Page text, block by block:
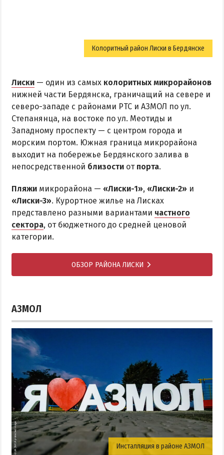
Колоритный район Лиски в Бердянске
Лиски — один из самых колоритных микрорайонов
нижней части Бердянска, граничащий на севере и
северо-западе с районами РТС и АЗМОЛ по ул.
Степанянца, на востоке по ул. Меотиды и
Западному проспекту — с центром города и
морским портом. Южная граница микрорайона
выходит на побережье Бердянского залива в
непосредственной близости от порта.
Пляжи микрорайона — «Лиски-1», «Лиски-2» и
«Лиски-3». Курортное жилье на Лисках
представлено разными вариантами частного
сектора, от бюджетного до средней ценовой
категории.
ОБЗОР РАЙОНА ЛИСКИ
АЗМОЛ
Инсталляция в районе АЗМОЛ